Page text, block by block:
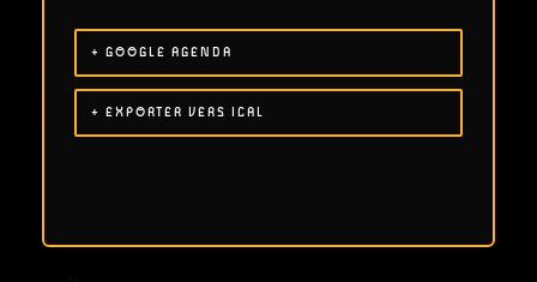
+ GOOGLE AGENDA
+ EXPORTER VERS ICAL